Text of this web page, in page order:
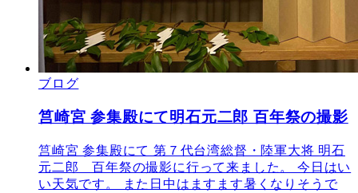
ブログ
筥崎宮 参集殿にて明石元二郎 百年祭の撮影
筥崎宮 参集殿にて 第７代台湾総督・陸軍大将 明石
元二郎 百年祭の撮影に行って来ました。 今日はい
い天気です。 また日中はますます暑くなりそうで